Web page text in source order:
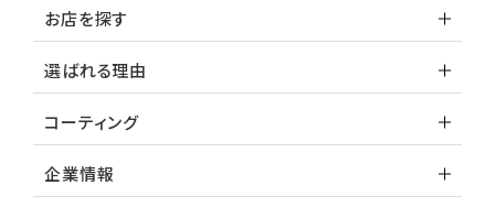
お店を探す
選ばれる理由
コーティング
企業情報